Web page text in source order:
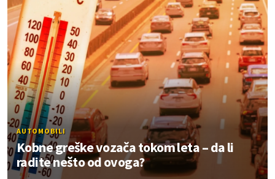
AUTOMOBILI
Kobne greške vozača tokom leta – da li
radite nešto od ovoga?